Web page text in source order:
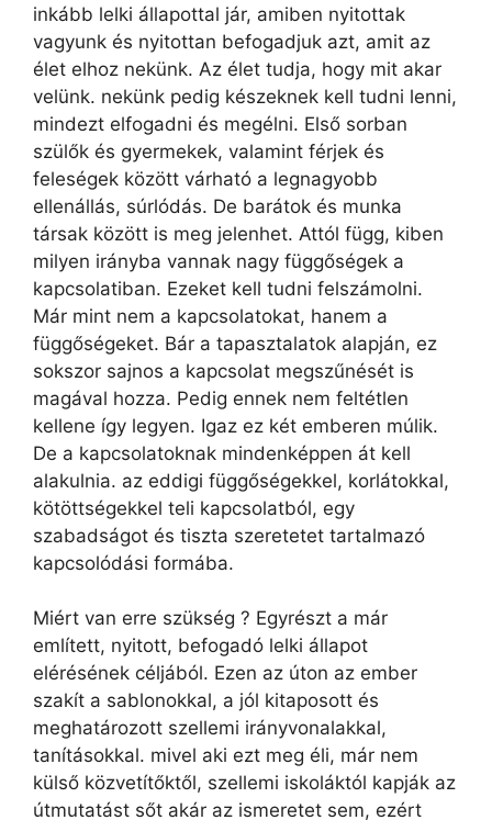
inkább lelki állapottal jár, amiben nyitottak
vagyunk és nyitottan befogadjuk azt, amit az
élet elhoz nekünk. Az élet tudja, hogy mit akar
velünk. nekünk pedig készeknek kell tudni lenni,
mindezt elfogadni és megélni. Első sorban
szülők és gyermekek, valamint férjek és
feleségek között várható a legnagyobb
ellenállás, súrlódás. De barátok és munka
társak között is meg jelenhet. Attól függ, kiben
milyen irányba vannak nagy függőségek a
kapcsolatiban. Ezeket kell tudni felszámolni.
Már mint nem a kapcsolatokat, hanem a
függőségeket. Bár a tapasztalatok alapján, ez
sokszor sajnos a kapcsolat megszűnését is
magával hozza. Pedig ennek nem feltétlen
kellene így legyen. Igaz ez két emberen múlik.
De a kapcsolatoknak mindenképpen át kell
alakulnia. az eddigi függőségekkel, korlátokkal,
kötöttségekkel teli kapcsolatból, egy
szabadságot és tiszta szeretetet tartalmazó
kapcsolódási formába.
Miért van erre szükség ? Egyrészt a már
említett, nyitott, befogadó lelki állapot
elérésének céljából. Ezen az úton az ember
szakít a sablonokkal, a jól kitaposott és
meghatározott szellemi irányvonalakkal,
tanításokkal. mivel aki ezt meg éli, már nem
külső közvetítőktől, szellemi iskoláktól kapják az
útmutatást sőt akár az ismeretet sem, ezért